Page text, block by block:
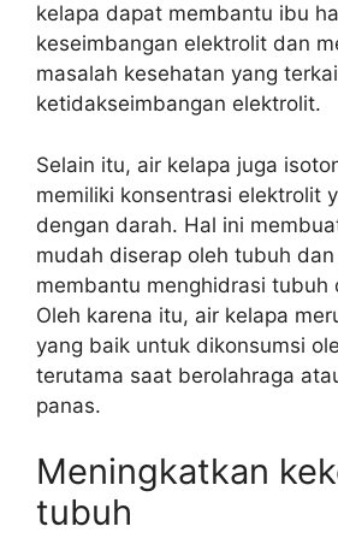
kelapa dapat membantu ibu
keseimbangan elektrolit dan
masalah kesehatan yang
ketidakseimbangan elektrolit.
Selain itu, air kelapa juga
memiliki konsentrasi elektrolit
dengan darah. Hal ini
mudah diserap oleh tubuh
membantu menghidrasi tubuh
Oleh karena itu, air kelapa
yang baik untuk dikonsumsi
terutama saat berolahraga
panas.
Meningkatkan
tubuh